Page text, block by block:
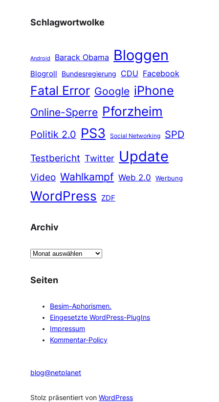
Schlagwortwolke
Android Barack Obama Bloggen
Blogroll Bundesregierung CDU Facebook
Fatal Error Google iPhone
Online-Sperre Pforzheim
Politik 2.0 PS3 Social Networking
SPD
Testbericht Twitter Update
Video Wahlkampf Web 2.0 Werbung
WordPress ZDF
Archiv
A
c
Seiten
Besim-Aphorismen.
Eingesetzte WordPress-PlugIns
Impressum
Kommentar-Policy
blog@netplanet
Stolz präsentiert vonWordPress